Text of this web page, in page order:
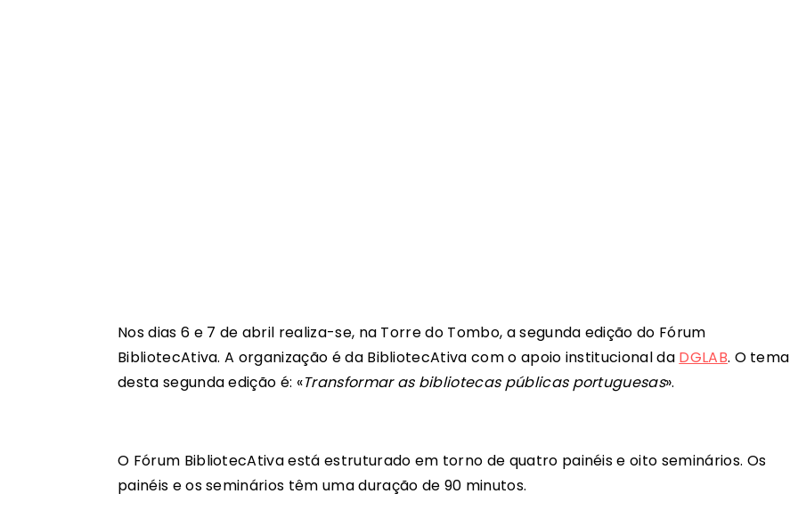
Nos dias 6 e 7 de abril realiza-se, na Torre do Tombo, a segunda edição do Fórum
BibliotecAtiva. A organização é da BibliotecAtiva com o apoio institucional da DGLAB. O tema
desta segunda edição é: «Transformar as bibliotecas públicas portuguesas».
O Fórum BibliotecAtiva está estruturado em torno de quatro painéis e oito seminários. Os
painéis e os seminários têm uma duração de 90 minutos.